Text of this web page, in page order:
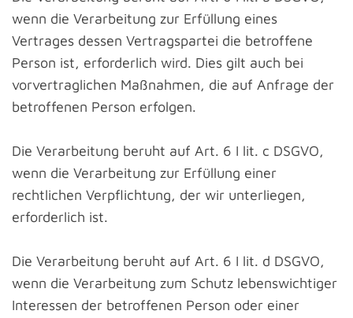
wenn die Verarbeitung zur Erfüllung eines
Vertrages dessen Vertragspartei die betroffene
Person ist, erforderlich wird. Dies gilt auch bei
vorvertraglichen Maßnahmen, die auf Anfrage der
betroffenen Person erfolgen.
Die Verarbeitung beruht auf Art. 6 I lit. c DSGVO,
wenn die Verarbeitung zur Erfüllung einer
rechtlichen Verpflichtung, der wir unterliegen,
erforderlich ist.
Die Verarbeitung beruht auf Art. 6 I lit. d DSGVO,
wenn die Verarbeitung zum Schutz lebenswichtiger
Interessen der betroffenen Person oder einer